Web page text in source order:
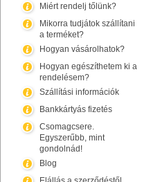
Miért rendelj tőlünk?
Mikorra tudjátok szállítani
a terméket?
Hogyan vásárolhatok?
Hogyan egészíthetem ki a
rendelésem?
Szállítási információk
Bankkártyás fizetés
Csomagcsere.
Egyszerűbb, mint
gondolnád!
Blog